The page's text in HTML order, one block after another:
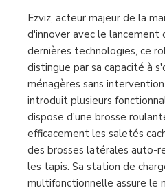
Ezviz, acteur majeur de la
d'innover avec le lancement
dernières technologies, ce
distingue par sa capacité à
ménagères sans
introduit plusieurs
dispose d'une brosse
efficacement les saletés
des brosses latérales auto-
les tapis. Sa station de
multifonctionnelle assure